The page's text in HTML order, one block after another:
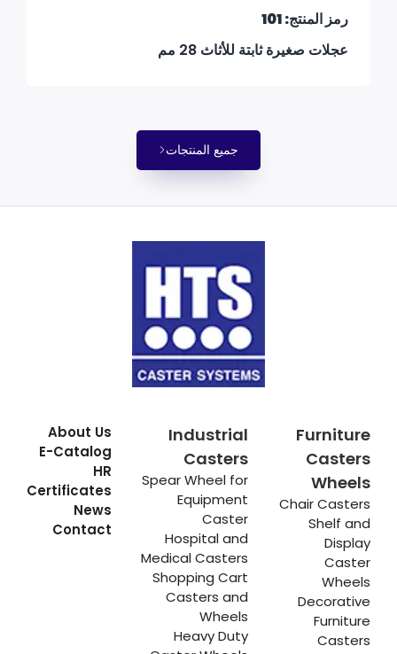
رمز المنتج: 101
عجلات صغيرة ثابتة للأثاث 28 مم
جميع المنتجات
Furniture
Casters
Wheels
Chair Casters
Shelf and
Display
Caster
Wheels
Decorative
Furniture
Casters
Industrial
Casters
Spear Wheel for
Equipment
Caster
Hospital and
Medical Casters
Shopping Cart
Casters and
Wheels
Heavy Duty
About Us
E-Catalog
HR
Certificates
News
Contact